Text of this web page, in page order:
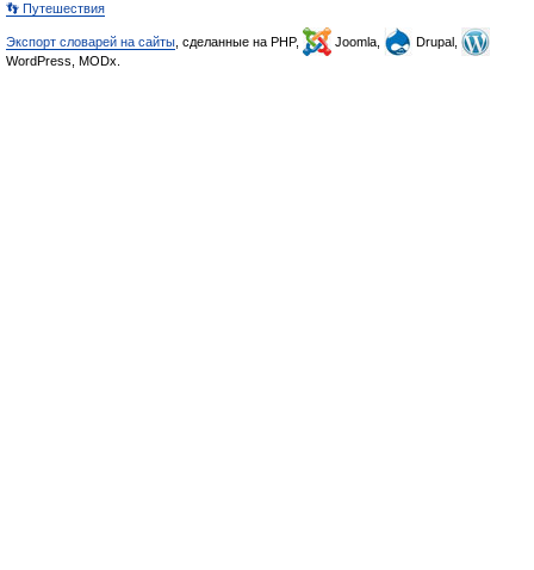
👣 Путешествия
Экспорт словарей на сайты , сделанные на PHP, Joomla,
Drupal,
WordPress, MODx.